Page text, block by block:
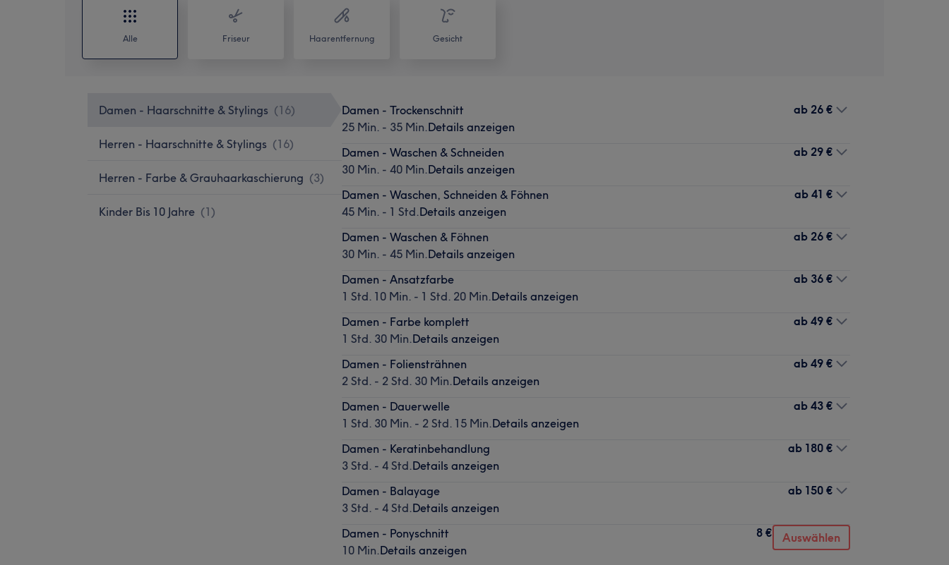
Alle Friseur Haarentfernung Gesicht
Damen - Haarschnitte & Stylings (16)
Herren - Haarschnitte & Stylings (16)
Herren - Farbe & Grauhaarkaschierung (3)
Kinder Bis 10 Jahre (1)
Damen - Trockenschnitt
25 Min. - 35 Min.Details anzeigen
ab 26 €
Damen - Waschen & Schneiden
30 Min. - 40 Min.Details anzeigen
ab 29 €
Damen - Waschen, Schneiden & Föhnen
45 Min. - 1 Std.Details anzeigen
ab 41 €
Damen - Waschen & Föhnen
30 Min. - 45 Min.Details anzeigen
ab 26 €
Damen - Ansatzfarbe
1 Std. 10 Min. - 1 Std. 20 Min.Details anzeigen
ab 36 €
Damen - Farbe komplett
1 Std. 30 Min.Details anzeigen
ab 49 €
Damen - Foliensträhnen
2 Std. - 2 Std. 30 Min.Details anzeigen
ab 49 €
Damen - Dauerwelle
1 Std. 30 Min. - 2 Std. 15 Min.Details anzeigen
ab 43 €
Damen - Keratinbehandlung
3 Std. - 4 Std.Details anzeigen
ab 180 €
Damen - Balayage
3 Std. - 4 Std.Details anzeigen
ab 150 €
Damen - Ponyschnitt
10 Min.Details anzeigen
8 € Auswählen